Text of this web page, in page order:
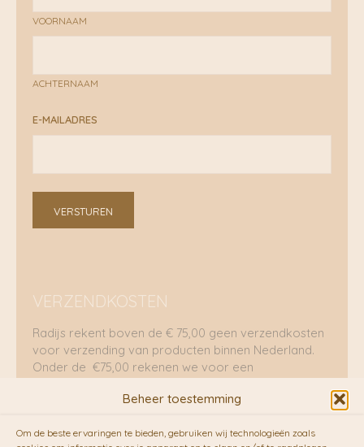
Beheer toestemming
Om de beste ervaringen te bieden, gebruiken wij technologieën zoals
VOORNAAM
ACHTERNAAM
E-MAILADRES
VERSTUREN
VERZENDKOSTEN
Radijs rekent boven de € 75,00 geen verzendkosten
voor verzending van producten binnen Nederland.
Onder de €75,00 rekenen we voor een